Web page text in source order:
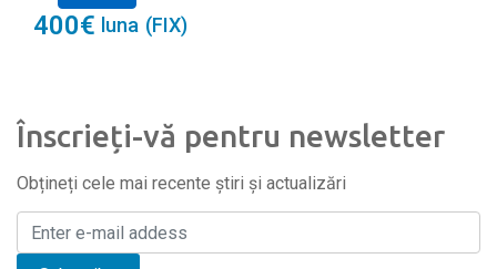
400€ luna (FIX)
Înscrieți-vă pentru newsletter
Obțineți cele mai recente știri și actualizări